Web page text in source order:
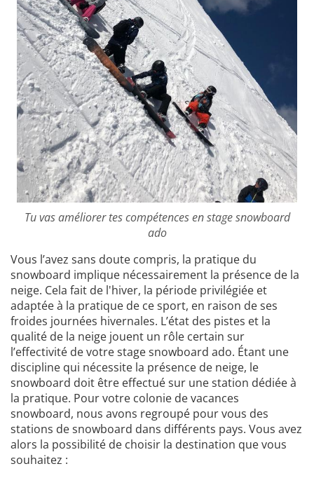
Tu vas améliorer tes compétences en stage snowboard
ado
Vous l’avez sans doute compris, la pratique du
snowboard implique nécessairement la présence de la
neige. Cela fait de l'hiver, la période privilégiée et
adaptée à la pratique de ce sport, en raison de ses
froides journées hivernales. L’état des pistes et la
qualité de la neige jouent un rôle certain sur
l’effectivité de votre stage snowboard ado. Étant une
discipline qui nécessite la présence de neige, le
snowboard doit être effectué sur une station dédiée à
la pratique. Pour votre colonie de vacances
snowboard, nous avons regroupé pour vous des
stations de snowboard dans différents pays. Vous avez
alors la possibilité de choisir la destination que vous
souhaitez :